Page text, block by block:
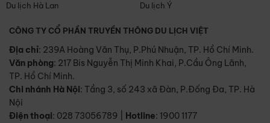
Du lịch Hà Lan
Du lịch Ý
CÔNG TY CỔ PHẦN TRUYỀN THÔNG DU LỊCH VIỆT
Địa chỉ: 239A Hoàng Văn Thụ, P.Phú Nhuận, TP. Hồ Chí Minh.
Văn phòng: 217 Bis Nguyễn Thị Minh Khai, P.Cầu Ông Lãnh,
TP. Hồ Chí Minh.
Chi nhánh Hà Nội: Tầng 3, số 243 xã Đàn, P.Đống Đa, TP. Hà
Nội
Điện thoại: 028 73056789 Hotline: 1900 1177